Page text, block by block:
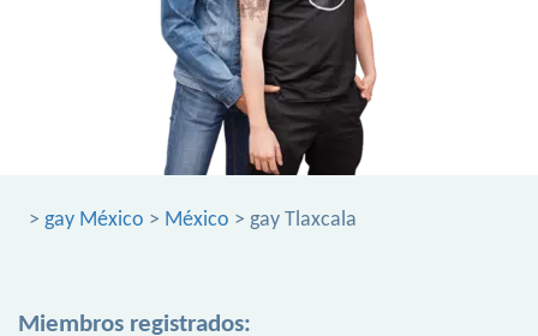
> gay México > México > gay Tlaxcala
Miembros registrados: